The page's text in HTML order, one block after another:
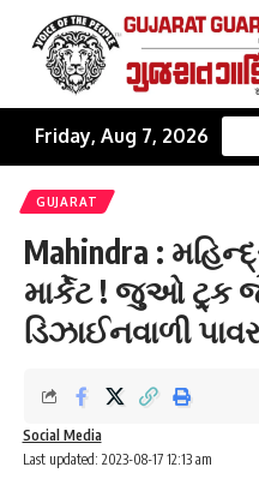
Friday, Aug 7, 2026
GUJARAT
Mahindra :
માર્કેટ ! જુઓ ટ્ર્ક
ડિઝાઈનવાળી
Last updated: 2023-08-17 12:13 am
Social Media